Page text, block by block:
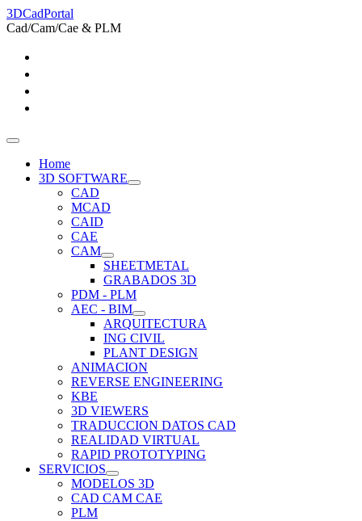
3DCadPortal
Cad/Cam/Cae & PLM
Home
3D SOFTWARE
CAD
MCAD
CAID
CAE
CAM
SHEETMETAL
GRABADOS 3D
PDM - PLM
AEC - BIM
ARQUITECTURA
ING CIVIL
PLANT DESIGN
ANIMACION
REVERSE ENGINEERING
KBE
3D VIEWERS
TRADUCCION DATOS CAD
REALIDAD VIRTUAL
RAPID PROTOTYPING
SERVICIOS
MODELOS 3D
CAD CAM CAE
PLM